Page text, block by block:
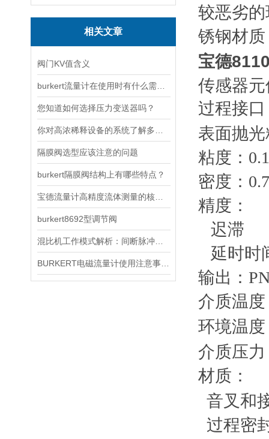
相关文章
阀门KV值含义
您知道如何选择压力变送器吗？
隔膜阀选型应该注意的问题
burkert隔膜阀结构上有哪些特点？
burkert8692型调节阀
较恶劣
锈钢材
宝德
传感器
过程接口
表面抛光
粘度：
密度：
精度：
迟滞
延时时
输出：
介质温度
环境温度
介质压力
材质：
音叉
过程密